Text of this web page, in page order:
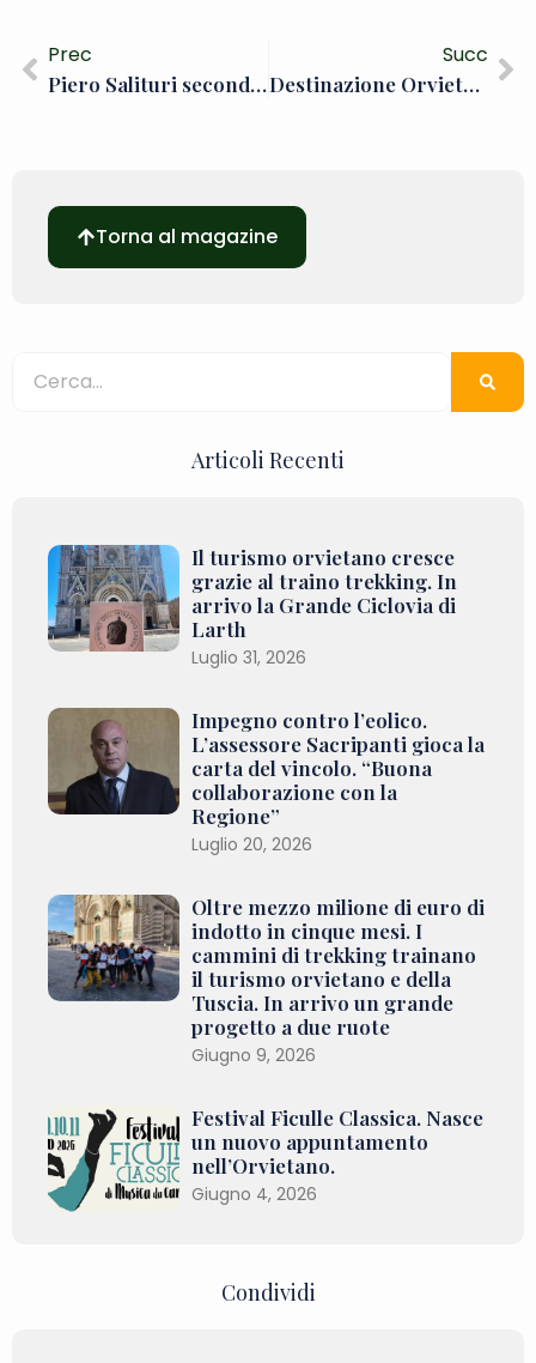
Prec
Piero Salituri secondo Ambasciatore di Orvieto nel mondo. Accordo per la promozione in Austria
Succ
Destinazione Orvieto punta sui territori. Al via il “Progetto Allerona”.
Torna al magazine
Articoli Recenti
Il turismo orvietano cresce
grazie al traino trekking. In
arrivo la Grande Ciclovia di
Larth
Luglio 31, 2026
Impegno contro l’eolico.
L’assessore Sacripanti gioca la
carta del vincolo. “Buona
collaborazione con la
Regione”
Luglio 20, 2026
Oltre mezzo milione di euro di
indotto in cinque mesi. I
cammini di trekking trainano
il turismo orvietano e della
Tuscia. In arrivo un grande
progetto a due ruote
Giugno 9, 2026
Festival Ficulle Classica. Nasce
un nuovo appuntamento
nell’Orvietano.
Giugno 4, 2026
Condividi